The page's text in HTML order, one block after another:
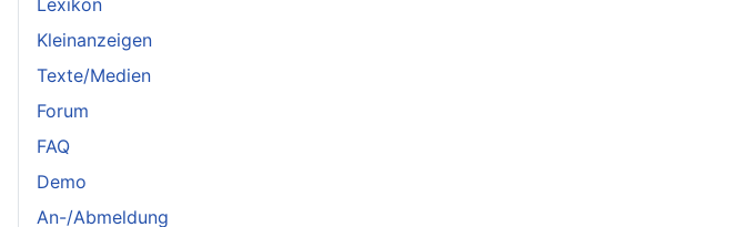
Lexikon
Kleinanzeigen
Texte/Medien
Forum
FAQ
Demo
An-/Abmeldung